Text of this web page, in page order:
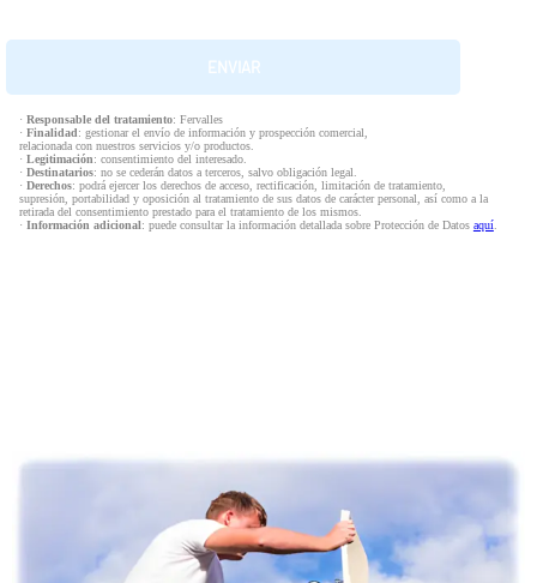
· Responsable del tratamiento: Fervalles
· Finalidad: gestionar el envío de información y prospección comercial,
relacionada con nuestros servicios y/o productos.
· Legitimación: consentimiento del interesado.
· Destinatarios: no se cederán datos a terceros, salvo obligación legal.
· Derechos: podrá ejercer los derechos de acceso, rectificación, limitación de tratamiento,
supresión, portabilidad y oposición al tratamiento de sus datos de carácter personal, así como a la
retirada del consentimiento prestado para el tratamiento de los mismos.
· Información adicional: puede consultar la información detallada sobre Protección de Datos aquí.